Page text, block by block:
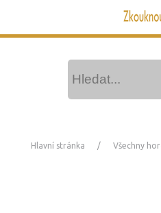
Hlavní stránka Všechny